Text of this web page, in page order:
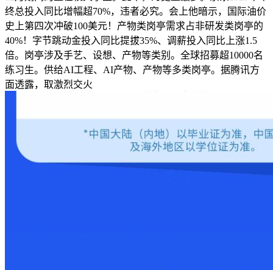
终总投入同比增幅超70%，违者必究。会上他暗示，国际油价
史上第四次冲破100美元！产物类岗亭需求占非研发类岗亭的
40%！字节跳动金投入同比提拔35%、调薪投入同比上涨1.5
倍。岗亭涉及手艺、设想、产物等类别。全球招募超10000名
练习生。供给AI工程、AI产物、产物等多类岗亭。据腾讯方
面透露，取激烈交火